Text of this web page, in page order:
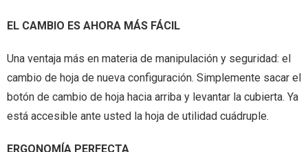
EL CAMBIO ES AHORA MÁS FÁCIL
Una ventaja más en materia de manipulación y seguridad: el
cambio de hoja de nueva configuración. Simplemente sacar el
botón de cambio de hoja hacia arriba y levantar la cubierta. Ya
está accesible ante usted la hoja de utilidad cuádruple.
ERGONOMÍA PERFECTA